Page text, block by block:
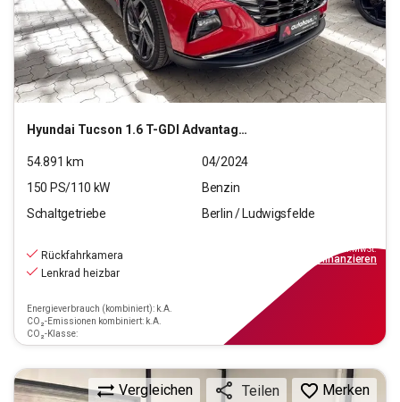
Hyundai Tucson 1.6 T-GDI Advantage 2WD (EURO 6d)(OPF)
54.891 km
04/2024
150 PS/110 kW
Benzin
Schaltgetriebe
Berlin / Ludwigsfelde
Rückfahrkamera
Lenkrad heizbar
Energieverbrauch (kombiniert): k.A.
CO₂-Emissionen kombiniert: k.A.
CO₂-Klasse:
inkl.MwSt.
finanzieren
Vergleichen Teilen Merken